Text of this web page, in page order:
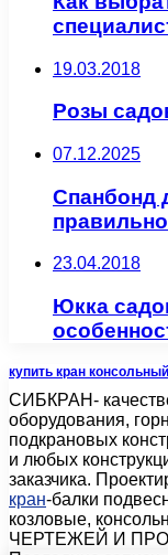
19.03.2018
Розы
07.12.2025
Спанбонд
23.04.2018
Юкка
купить кран консольный
СИБКРАН-
оборудования,
подкрановых
и любых
заказчика.
кран-балки
козловые,
ЧЕРТЕЖЕЙ И